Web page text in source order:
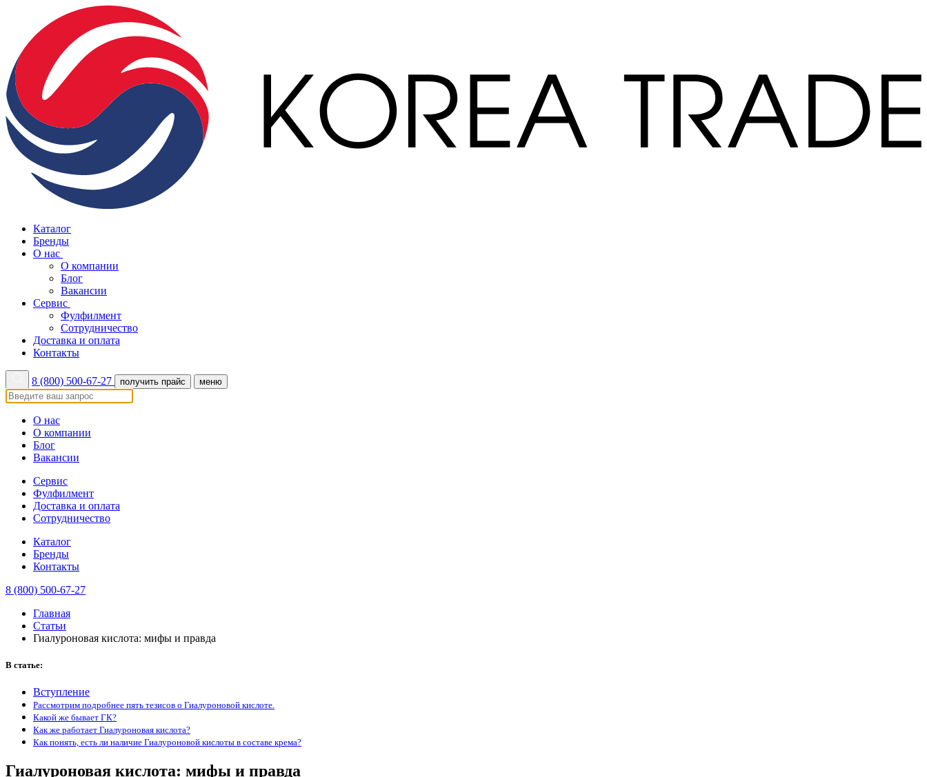
Каталог
Бренды
О нас
О компании
Блог
Вакансии
Сервис
Фулфилмент
Сотрудничество
Доставка и оплата
Контакты
8 (800) 500-67-27 получить прайс меню
О нас
О компании
Блог
Вакансии
Сервис
Фулфилмент
Доставка и оплата
Сотрудничество
Каталог
Бренды
Контакты
8 (800) 500-67-27
Главная
Статьи
Гиалуроновая кислота: мифы и правда
В статье:
Вступление
Рассмотрим подробнее пять тезисов о Гиалуроновой кислоте.
Какой же бывает ГК?
Как же работает Гиалуроновая кислота?
Как понять, есть ли наличие Гиалуроновой кислоты в составе крема?
Гиалуроновая кислота: мифы и правда